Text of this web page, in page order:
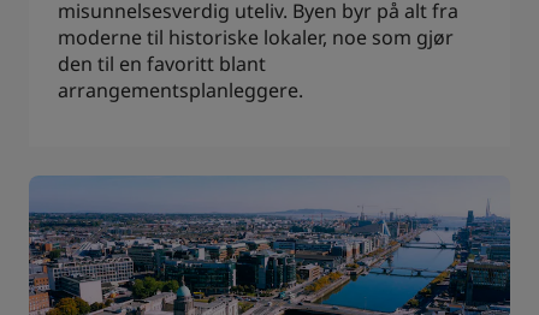
misunnelsesverdig uteliv. Byen byr på alt fra
moderne til historiske lokaler, noe som gjør
den til en favoritt blant
arrangementsplanleggere.